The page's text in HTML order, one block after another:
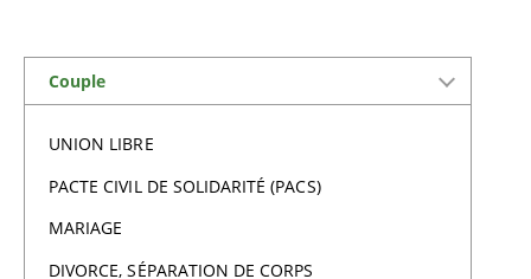
Couple
UNION LIBRE
PACTE CIVIL DE SOLIDARITÉ (PACS)
MARIAGE
DIVORCE, SÉPARATION DE CORPS